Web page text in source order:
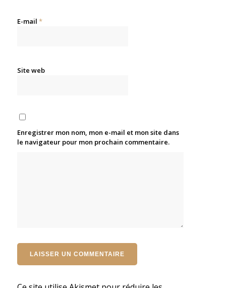
E-mail *
Site web
Enregistrer mon nom, mon e-mail et mon site dans
le navigateur pour mon prochain commentaire.